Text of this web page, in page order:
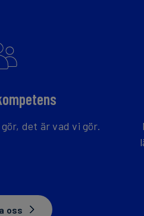
det är vad vi gör.
oss